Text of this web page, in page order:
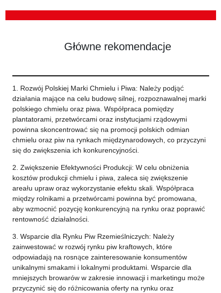
Główne rekomendacje
1. Rozwój Polskiej Marki Chmielu i Piwa: Należy podjąć
działania mające na celu budowę silnej, rozpoznawalnej marki
polskiego chmielu oraz piwa. Współpraca pomiędzy
plantatorami, przetwórcami oraz instytucjami rządowymi
powinna skoncentrować się na promocji polskich odmian
chmielu oraz piw na rynkach międzynarodowych, co przyczyni
się do zwiększenia ich konkurencyjności.
2. Zwiększenie Efektywności Produkcji: W celu obniżenia
kosztów produkcji chmielu i piwa, zaleca się zwiększenie
areału upraw oraz wykorzystanie efektu skali. Współpraca
między rolnikami a przetwórcami powinna być promowana,
aby wzmocnić pozycję konkurencyjną na rynku oraz poprawić
rentowność działalności.
3. Wsparcie dla Rynku Piw Rzemieślniczych: Należy
zainwestować w rozwój rynku piw kraftowych, które
odpowiadają na rosnące zainteresowanie konsumentów
unikalnymi smakami i lokalnymi produktami. Wsparcie dla
mniejszych browarów w zakresie innowacji i marketingu może
przyczynić się do różnicowania oferty na rynku oraz